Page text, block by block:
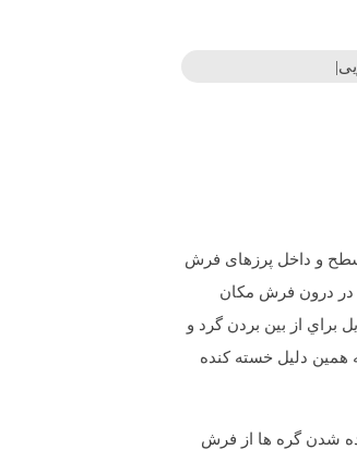
سطح و داخل پرزهای فرش
در درون فرش مكان
براي از بین بردن گرد و
همین دلیل خسته کنده
شدن گره ها از فرش